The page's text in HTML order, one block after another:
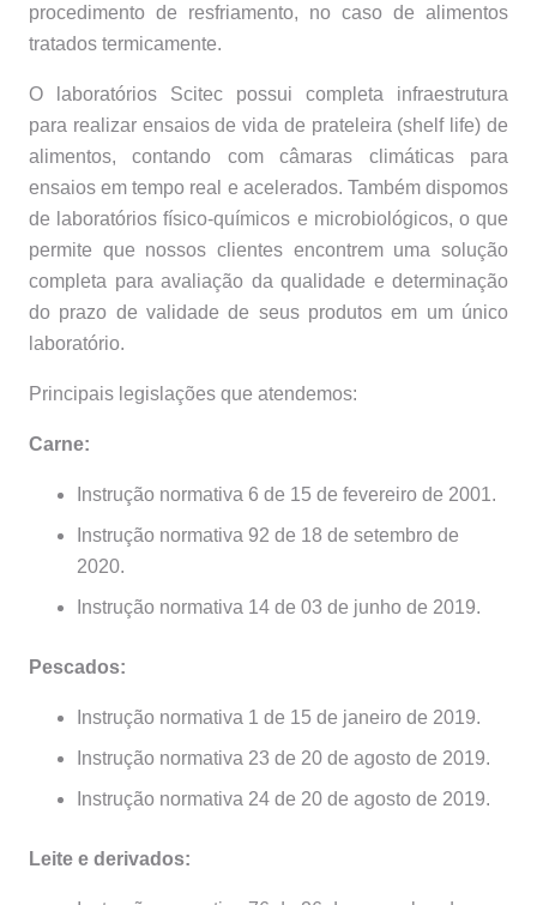
procedimento de resfriamento, no caso de alimentos
tratados termicamente.
O laboratórios Scitec possui completa infraestrutura
para realizar ensaios de vida de prateleira (shelf life) de
alimentos, contando com câmaras climáticas para
ensaios em tempo real e acelerados. Também dispomos
de laboratórios físico-químicos e microbiológicos, o que
permite que nossos clientes encontrem uma solução
completa para avaliação da qualidade e determinação
do prazo de validade de seus produtos em um único
laboratório.
Principais legislações que atendemos:
Carne:
Instrução normativa 6 de 15 de fevereiro de 2001.
Instrução normativa 92 de 18 de setembro de
2020.
Instrução normativa 14 de 03 de junho de 2019.
Pescados:
Instrução normativa 1 de 15 de janeiro de 2019.
Instrução normativa 23 de 20 de agosto de 2019.
Instrução normativa 24 de 20 de agosto de 2019.
Leite e derivados: